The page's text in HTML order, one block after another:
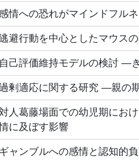
感情への恐れがマインドフル
避行動を中心としたマウス
自己評価維持モデルの検討 ―
剰適応に関する研究 ―親の
人葛藤場面での幼児期にお
に及ぼす影響
ギャンブルへの感情と認知的